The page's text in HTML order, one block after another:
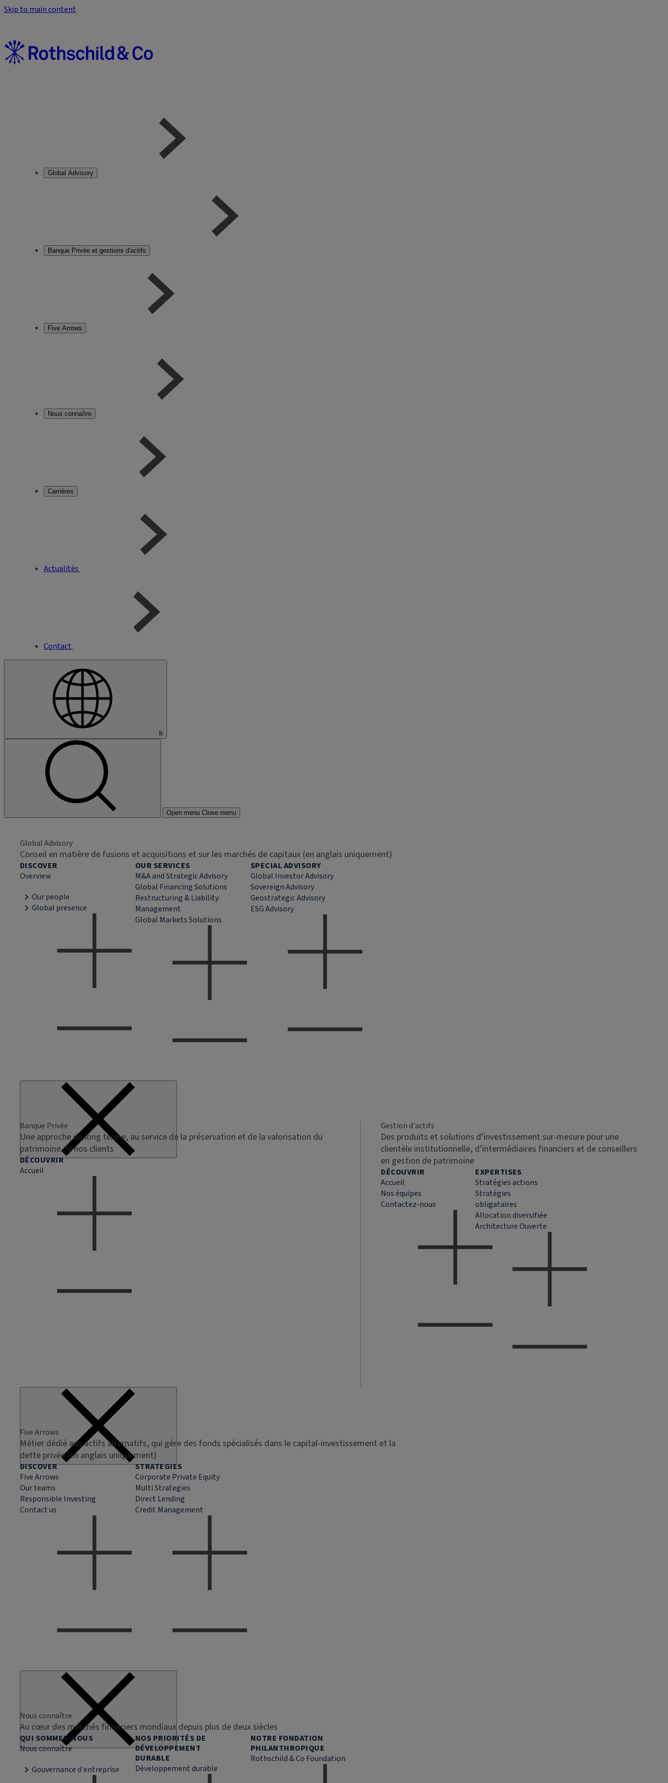
Skip to main content
Global Advisory
Banque Privée et gestions d'actifs
Five Arrows
Nous connaître
Carrières
Actualités
Contact
fr
Open menu Close menu
Global Advisory
Conseil en matière de fusions et acquisitions et sur les marchés de capitaux (en anglais uniquement)
DISCOVER
Overview
Our people
Global presence
OUR SERVICES
M&A and Strategic Advisory
Global Financing Solutions
Restructuring & Liability
Management
Global Markets Solutions
SPECIAL ADVISORY
Global Investor Advisory
Sovereign Advisory
Geostrategic Advisory
ESG Advisory
Banque Privée
Une approche de long terme, au service de la préservation et de la valorisation du
patrimoine de nos clients
DÉCOUVRIR
Accueil
Gestion d'actifs
Des produits et solutions d’investissement sur-mesure pour une
clientèle institutionnelle, d’intermédiaires financiers et de conseillers
en gestion de patrimoine
DÉCOUVRIR
Accueil
Nos équipes
Contactez-nous
EXPERTISES
Stratégies actions
Stratégies
obligataires
Allocation diversifiée
Architecture Ouverte
Five Arrows
Métier dédié aux actifs alternatifs, qui gère des fonds spécialisés dans le capital-investissement et la
dette privée (en anglais uniquement)
DISCOVER
Five Arrows
Our teams
Responsible Investing
Contact us
STRATEGIES
Corporate Private Equity
Multi Strategies
Direct Lending
Credit Management
Nous connaître
Au cœur des marchés financiers mondiaux depuis plus de deux siècles
QUI SOMMES-NOUS
Nous connaître
Gouvernance d'entreprise
NOS PRIORITÉS DE
DÉVELOPPEMENT
DURABLE
Développement durable
NOTRE FONDATION
PHILANTHROPIQUE
Rothschild & Co Foundation